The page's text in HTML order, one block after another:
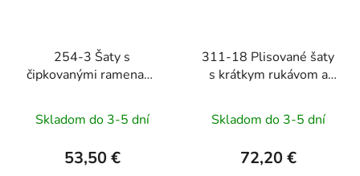
254-3 Šaty s
čipkovanými ramenami
Skladom do 3-5 dní
53,50 €
311-18 Plisované šaty
s krátkym rukávom a
Skladom do 3-5 dní
72,20 €